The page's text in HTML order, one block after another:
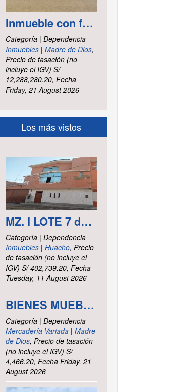
Inmueble con frontis hacia la vía al aeropuerto, es un terreno de forma irregular, cuenta con carretera asfaltada ubicado en la Av. Elmer Faucett km. 6.400, área ha. 2.625 distrito Tambopata, provincia Tambopata y departamento Madre de Dios
Categoría | Dependencia
Inmuebles| Madre de Dios,
Precio de tasación (no
incluye el IGV) S/
12,288,280.20, Fecha
Friday, 21 August 2026
Los más vistos
MZ. I LOTE 7 del asentamiento Humano las Delicias – Paramonga – Barranca – Lima
Categoría | Dependencia
Inmuebles| Huacho, Precio
de tasación (no incluye el
IGV) S/ 402,739.20, Fecha
Tuesday, 11 August 2026
BIENES MUEBLES VARIOS - INTENDENCIA DE TRIBUTOS INTERNOS MADRE DE DIOS
Categoría | Dependencia
Mercadería Variada| Madre
de Dios, Precio de tasación
(no incluye el IGV) S/
4,466.20, Fecha Friday, 21
August 2026